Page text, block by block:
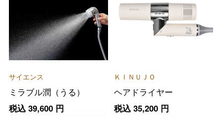
サイエンス
ミラブル潤（うる）
税込 39,600円
ＫＩＮＵＪＯ
ヘアドライヤー
税込 35,200円